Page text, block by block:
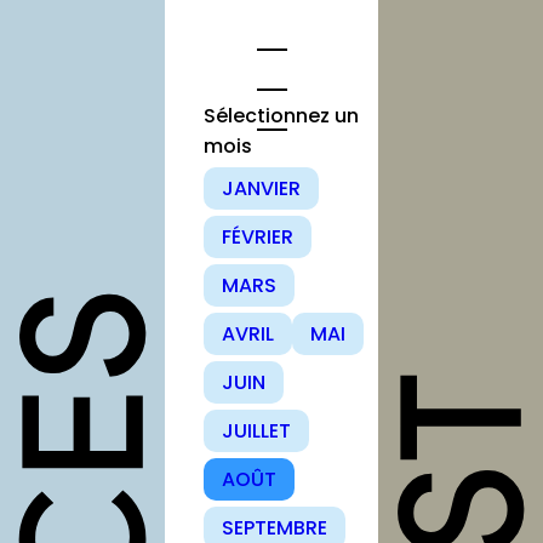
contenu
opportunités
Appels à
candidature
Offres
d’emploi et
stage
Formations
Soutiens
Mutualisation
Sélectionnez un
mois
JANVIER
FÉVRIER
MARS
AVRIL
MAI
JUIN
JUILLET
AOÛT
SEPTEMBRE